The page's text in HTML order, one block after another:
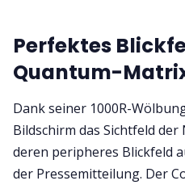
Perfektes
Quantum-
Dank seiner 1000R-
Bildschirm das Sichtfeld
deren peripheres Blickfeld
der Pressemitteilung. Der